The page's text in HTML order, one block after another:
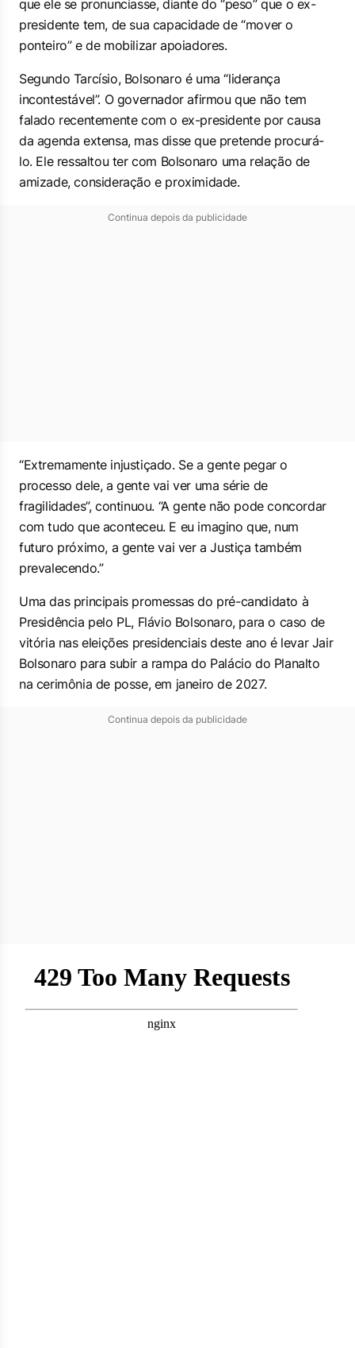
que ele se pronunciasse, diante do “peso” que o ex-
presidente tem, de sua capacidade de “mover o
ponteiro” e de mobilizar apoiadores.
Segundo Tarcísio, Bolsonaro é uma “liderança
incontestável”. O governador afirmou que não tem
falado recentemente com o ex-presidente por causa
da agenda extensa, mas disse que pretende procurá-
lo. Ele ressaltou ter com Bolsonaro uma relação de
amizade, consideração e proximidade.
Continua depois da publicidade
“Extremamente injustiçado. Se a gente pegar o
processo dele, a gente vai ver uma série de
fragilidades”, continuou. “A gente não pode concordar
com tudo que aconteceu. E eu imagino que, num
futuro próximo, a gente vai ver a Justiça também
prevalecendo.”
Uma das principais promessas do pré-candidato à
Presidência pelo PL, Flávio Bolsonaro, para o caso de
vitória nas eleições presidenciais deste ano é levar Jair
Bolsonaro para subir a rampa do Palácio do Planalto
na cerimônia de posse, em janeiro de 2027.
Continua depois da publicidade